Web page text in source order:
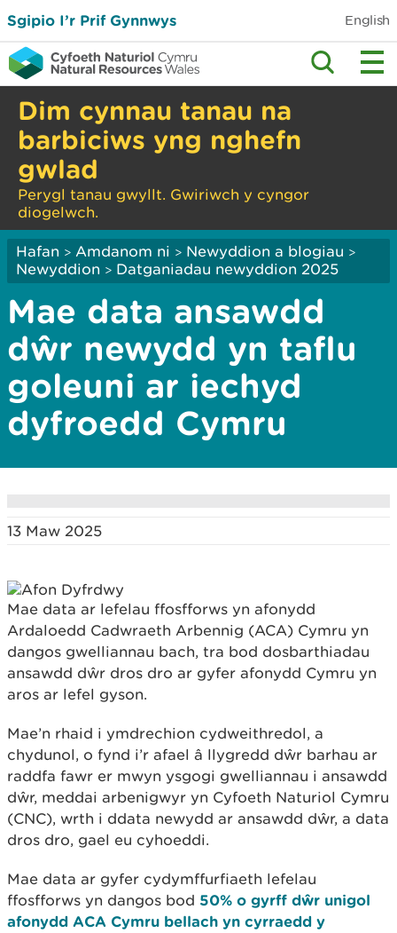
Sgipio I’r Prif Gynnwys English
Dim cynnau tanau na
barbiciws yng nghefn
gwlad
Perygl tanau gwyllt. Gwiriwch y cyngor
diogelwch.
Hafan > Amdanom ni > Newyddion a blogiau >
Newyddion > Datganiadau newyddion 2025
Mae data ansawdd
dŵr newydd yn taflu
goleuni ar iechyd
dyfroedd Cymru
13 Maw 2025
Mae data ar lefelau ffosfforws yn afonydd
Ardaloedd Cadwraeth Arbennig (ACA) Cymru yn
dangos gwelliannau bach, tra bod dosbarthiadau
ansawdd dŵr dros dro ar gyfer afonydd Cymru yn
aros ar lefel gyson.
Mae’n rhaid i ymdrechion cydweithredol, a
chydunol, o fynd i’r afael â llygredd dŵr barhau ar
raddfa fawr er mwyn ysgogi gwelliannau i ansawdd
dŵr, meddai arbenigwyr yn Cyfoeth Naturiol Cymru
(CNC), wrth i ddata newydd ar ansawdd dŵr, a data
dros dro, gael eu cyhoeddi.
Mae data ar gyfer cydymffurfiaeth lefelau
ffosfforws yn dangos bod 50% o gyrff dŵr unigol
afonydd ACA Cymru bellach yn cyrraedd y